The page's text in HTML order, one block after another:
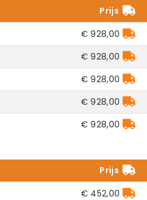
Prijs
€ 928,00
€ 928,00
€ 928,00
€ 928,00
€ 928,00
Prijs
€ 452,00